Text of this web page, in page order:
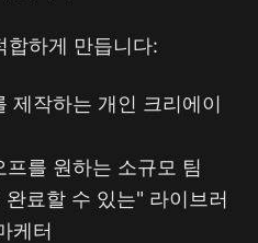
합하게 만듭니다:
제작하는 개인 크리에이
를 원하는 소규모 팀
료할 수 있는" 라이브러
케터